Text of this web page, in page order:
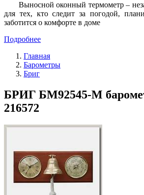
Выносной оконный термометр –
для тех, кто следит за погодой,
заботится о комфорте в доме
Подробнее
Главная
Барометры
Бриг
БРИГ БМ92545-М
216572